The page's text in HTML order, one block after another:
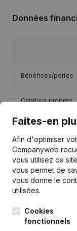
Données
Bénéfices/pertes
Capitaux propres
Marge brute
Personnel
Publications
Faites-en
Afin d'optimiser
Companyweb
vous utilisez ce
vous permet de
vous donne le
utilisées.
Cookies
fonctionnels